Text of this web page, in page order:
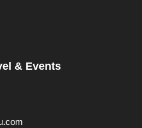
& Events